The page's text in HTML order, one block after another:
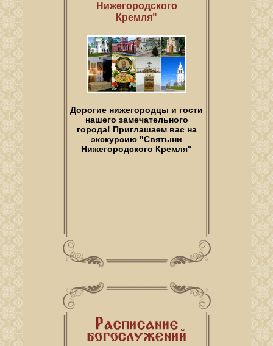
Нижегородского
Кремля"
Дорогие нижегородцы и гости
нашего замечательного
города! Приглашаем вас на
экскурсию "Святыни
Нижегородского Кремля"